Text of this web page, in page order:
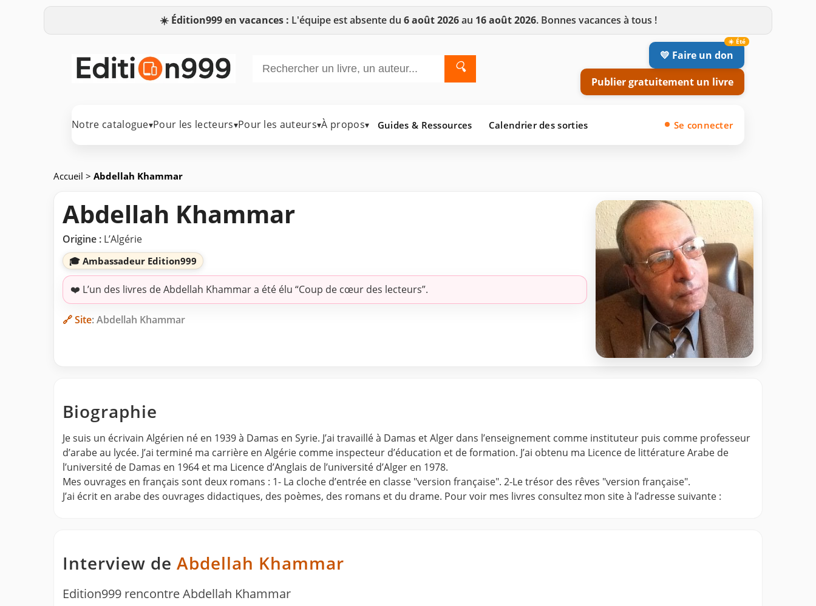
☀️ Édition999 en vacances : L'équipe est absente du 6 août 2026au 16 août 2026. Bonnes vacances à tous !
🔍
💛 Faire un don
Publier gratuitement un livre
Notre catalogue▾Pour les lecteurs▾Pour les auteurs▾À propos▾ Guides & Ressources Calendrier des sorties Se connecter
Accueil > Abdellah Khammar
Abdellah Khammar
Origine : L’Algérie
🎓 Ambassadeur Edition999
❤️ L’un des livres de Abdellah Khammar a été élu “Coup de cœur des lecteurs”.
🔗 Site: Abdellah Khammar
Biographie
Je suis un écrivain Algérien né en 1939 à Damas en Syrie. J’ai travaillé à Damas et Alger dans l’enseignement comme instituteur puis comme professeur
d’arabe au lycée. J’ai terminé ma carrière en Algérie comme inspecteur d’éducation et de formation. J’ai obtenu ma Licence de littérature Arabe de
l’université de Damas en 1964 et ma Licence d’Anglais de l’université d’Alger en 1978.
Mes ouvrages en français sont deux romans : 1- La cloche d’entrée en classe "version française". 2-Le trésor des rêves "version française".
J’ai écrit en arabe des ouvrages didactiques, des poèmes, des romans et du drame. Pour voir mes livres consultez mon site à l’adresse suivante :
Interview de Abdellah Khammar
Edition999 rencontre Abdellah Khammar